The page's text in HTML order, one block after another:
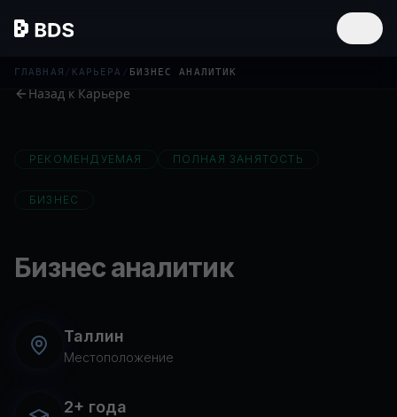
ГЛАВНАЯ / КАРЬЕРА / БИЗНЕС АНАЛИТИК
Назад к Карьере
РЕКОМЕНДУЕМАЯ ПОЛНАЯ ЗАНЯТОСТЬ
БИЗНЕС
Бизнес аналитик
Таллин
Местоположение
2+ года